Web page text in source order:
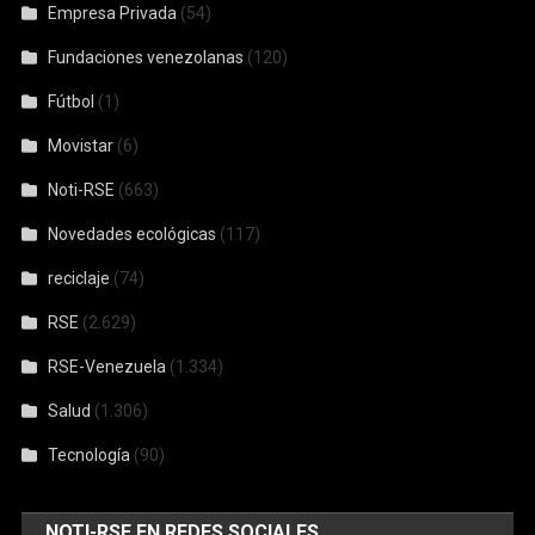
Noti-RSE(663)
Novedades ecológicas(117)
reciclaje (74)
RSE(2.629)
RSE-Venezuela
Salud(1.306)
Tecnología(90)
NOTI-RSE EN REDES SOCIALES
CONTÁCTANOS